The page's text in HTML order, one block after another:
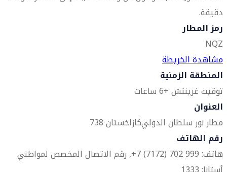
دقيقة.
رمز المطار
NQZ
مشاهدة الخريطة
المنطقة الزمنية
توقيت غرينتش +6 ساعات
العنوان
مطار نور سلطان الدوليكازاخستان 738
رقم الهاتف
هاتف: 999 702 (7172) 7+, رقم الاتصال المخصص لمواطني